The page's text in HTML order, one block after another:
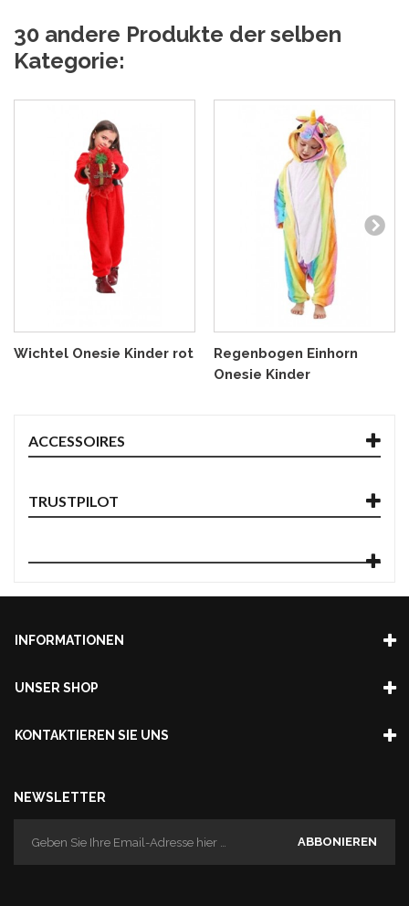
30 andere Produkte der selben
Kategorie:
Wichtel Onesie Kinder rot
Regenbogen Einhorn
Onesie Kinder
ACCESSOIRES
TRUSTPILOT
INFORMATIONEN
UNSER SHOP
KONTAKTIEREN SIE UNS
NEWSLETTER
ABBONIEREN